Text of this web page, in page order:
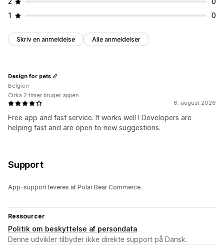
1
0
Skriv en anmeldelse Alle anmeldelser
6. august 2026
Free app and fast service. It works well ! Developers are
helping fast and are open to new suggestions.
Design for pets
Belgien
Cirka 2 timer bruger appen
Support
App-support leveres af Polar Bear Commerce.
Ressourcer
Politik om beskyttelse af persondata
Denne udvikler tilbyder ikke direkte support på Dansk.